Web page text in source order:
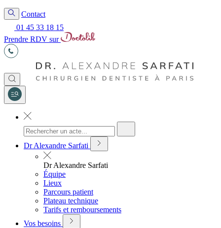
Contact
01 45 33 18 15
Prendre RDV sur
Dr Alexandre Sarfati
Dr Alexandre Sarfati
Équipe
Lieux
Parcours patient
Plateau technique
Tarifs et remboursements
Vos besoins